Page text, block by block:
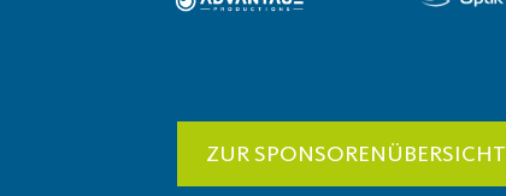
ZUR SPONSORENÜBERSICHT